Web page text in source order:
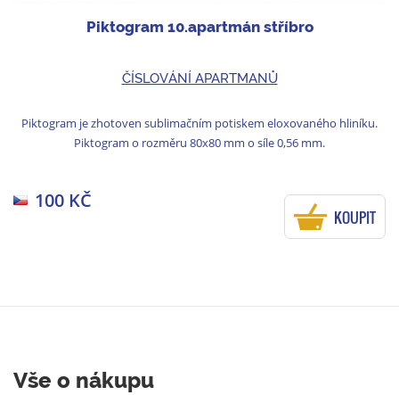
Piktogram 10.apartmán stříbro
ČÍSLOVÁNÍ APARTMANŮ
Piktogram je zhotoven sublimačním potiskem eloxovaného hliníku.
Piktogram o rozměru 80x80 mm o síle 0,56 mm.
100 KČ
KOUPIT
Vše o nákupu